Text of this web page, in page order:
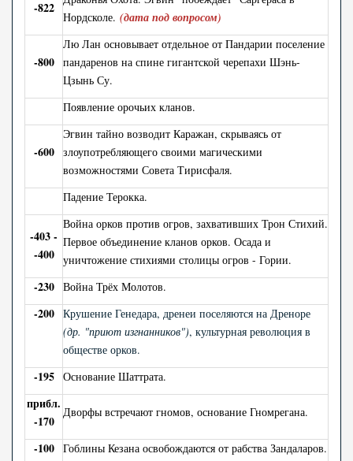
-822
Нордсколе. (дата под вопросом)
-800
Лю Лан основывает отдельное от Пандарии поселение
пандаренов на спине гигантской черепахи Шэнь-
Цзынь Су.
Появление орочьих кланов.
-600
Эгвин тайно возводит Каражан, скрываясь от
злоупотребляющего своими магическими
возможностями Совета Тирисфаля.
Падение Терокка.
-403 -
-400
Война орков против огров, захвативших Трон Стихий.
Первое объединение кланов орков. Осада и
уничтожение стихиями столицы огров - Гории.
-230 Война Трёх Молотов.
-200
Крушение Генедара, дренеи поселяются на Дреноре
(др. "приют изгнанников"), культурная революция в
обществе орков.
-195 Основание Шаттрата.
прибл.
-170
Дворфы встречают гномов, основание Гномрегана.
-100
Гоблины Кезана освобождаются от рабства Зандаларов.